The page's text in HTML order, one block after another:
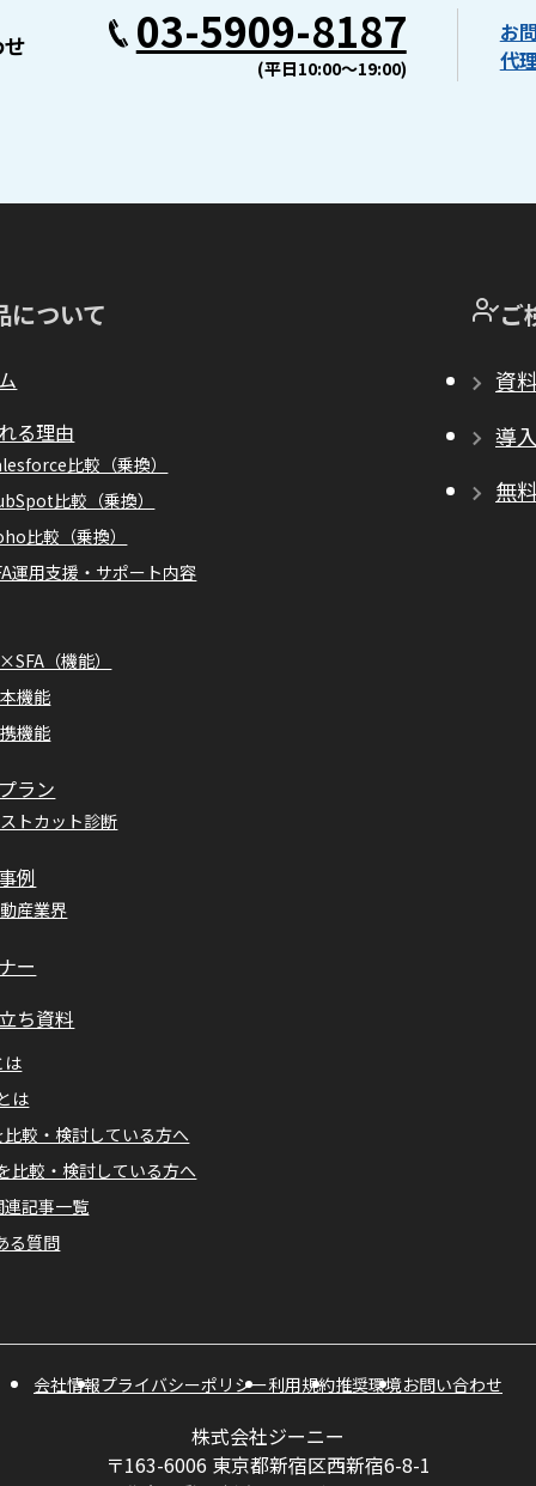
03-5909-8187
(平日10:00〜19:00)
お
代
について
る理由
比較（乗換）
比較（乗換）
比較（乗換）
運用支援・サポート内容
（機能）
機能
機能
ラン
トカット診断
例
産業界
ー
ち資料
は
は
比較・検討している方へ
比較・検討している方へ
連記事一覧
る質問
ご
資
導
無
会社情報プライバシーポリシー利用規約推奨環境お問い合わせ
株式会社ジーニー
〒163-6006 東京都新宿区西新宿6-8-1